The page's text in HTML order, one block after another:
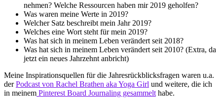
nehmen? Welche Ressourcen haben mir 2019 geholfen?
Was waren meine Werte in 2019?
Welcher Satz beschreibt mein Jahr 2019?
Welches eine Wort steht für mein 2019?
Was hat sich in meinem Leben verändert seit 2018?
Was hat sich in meinem Leben verändert seit 2010? (Extra, da
jetzt ein neues Jahrzehnt anbricht)
Meine Inspirationsquellen für die Jahresrückblicksfragen waren u.a.
derPodcast von Rachel Brathen aka Yoga Girl und weitere, die ich
in meinem Pinterest Board Journaling gesammelt habe.